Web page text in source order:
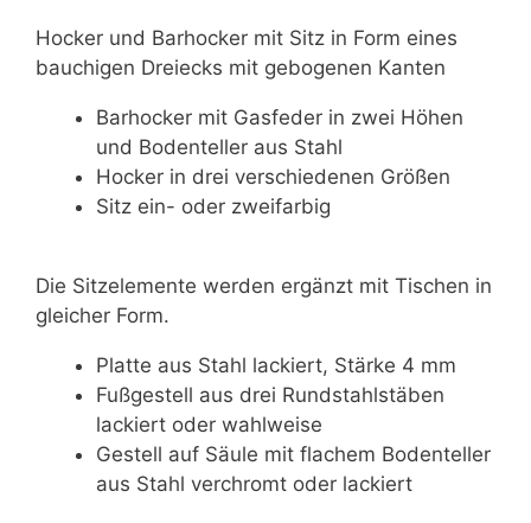
Hocker und Barhocker mit Sitz in Form eines
bauchigen Dreiecks mit gebogenen Kanten
Barhocker mit Gasfeder in zwei Höhen
und Bodenteller aus Stahl
Hocker in drei verschiedenen Größen
Sitz ein- oder zweifarbig
Die Sitzelemente werden ergänzt mit Tischen in
gleicher Form.
Platte aus Stahl lackiert, Stärke 4 mm
Fußgestell aus drei Rundstahlstäben
lackiert oder wahlweise
Gestell auf Säule mit flachem Bodenteller
aus Stahl verchromt oder lackiert